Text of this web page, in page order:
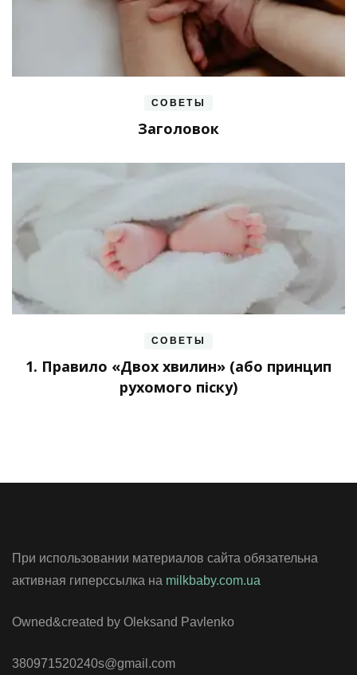
СОВЕТЫ
Заголовок
СОВЕТЫ
1. Правило «Двох хвилин» (або принцип
рухомого піску)
При использовании материалов сайта обязательна
активная гиперссылка на milkbaby.com.ua
Owned&created by Oleksand Pavlenko
380971520240s@gmail.com